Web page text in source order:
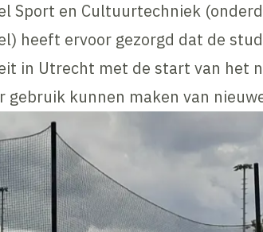
Sport en Cultuurtechniek
heeft ervoor gezorgd dat de
in Utrecht met de start van het
gebruik kunnen maken van